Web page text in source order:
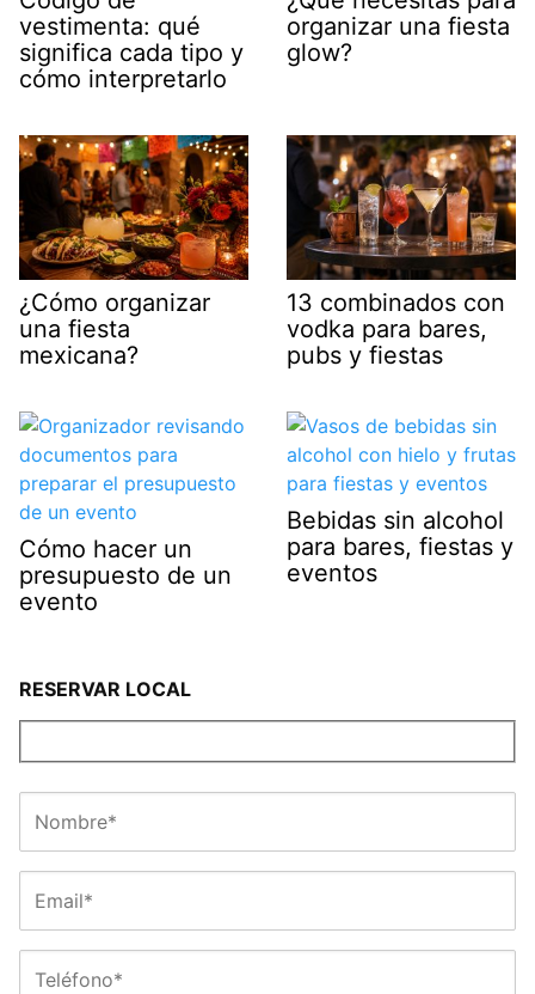
vestimenta: qué
significa cada tipo y
cómo interpretarlo
organizar una fiesta
glow?
¿Cómo organizar
una fiesta
mexicana?
13 combinados con
vodka para bares,
pubs y fiestas
Cómo hacer un
presupuesto de un
evento
Bebidas sin alcohol
para bares, fiestas y
eventos
RESERVAR LOCAL